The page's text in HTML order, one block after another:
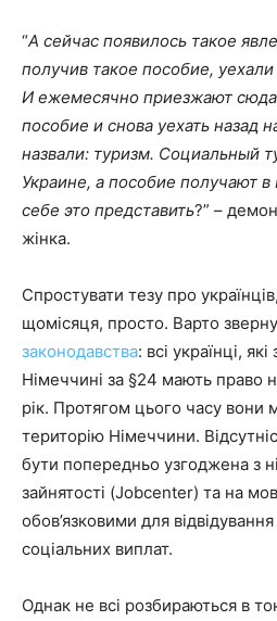
“А сейчас появилось такое
получив такое пособие,
И ежемесячно приезжают
пособие и снова уехать назад
назвали: туризм. Социальный
Украине, а пособие получают
себе это представить?” –
жінка.
Спростувати тезу про
щомісяця, просто. Варто
законодавства: всі українці,
Німеччині за §24 мають право
рік. Протягом цього часу
територію Німеччини.
бути попередньо узгоджена з
зайнятості (Jobcenter) та на
обов’язковими для
соціальних виплат.
Однак не всі розбираються в